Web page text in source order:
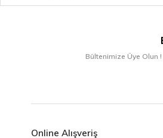
Bültenimize Üye Olun
Online Alışveriş